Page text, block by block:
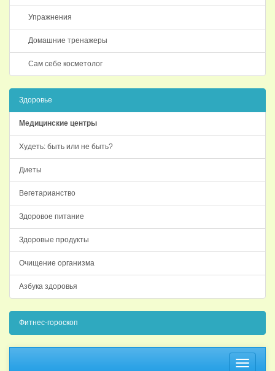
Упражнения
Домашние тренажеры
Сам себе косметолог
Здоровье
Медицинские центры
Худеть: быть или не быть?
Диеты
Вегетарианство
Здоровое питание
Здоровые продукты
Очищение организма
Азбука здоровья
Фитнес-гороскоп